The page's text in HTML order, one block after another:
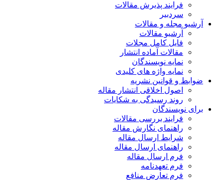
فرایند پذیرش مقالات
سردبیر
آرشیو مجله و مقالات
آرشیو مقالات
فایل کامل مجلات
مقالات آماده انتشار
نمایه نویسندگان
نمایه واژه های کلیدی
ضوابط و قوانین نشریه
اصول اخلاقی انتشار مقاله
روند رسیدگی به شکایات
برای نویسندگان
فرایند بررسی مقالات
راهنمای نگارش مقاله
شرایط ارسال مقاله
راهنمای ارسال مقاله
فرم ارسال مقاله
فرم تعهدنامه
فرم تعارض منافع